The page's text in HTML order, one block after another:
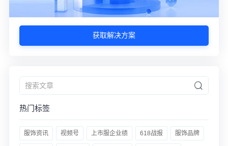
获取解决方案
热门标签
服饰资讯 视频号 上市服企业绩 618战报 服饰品牌